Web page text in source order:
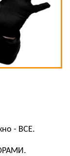
- ВСЕ.